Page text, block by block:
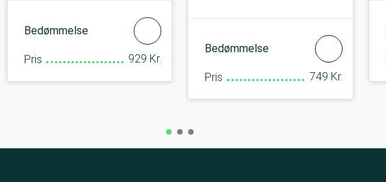
Bedømmelse
Pris 929 Kr.
Bedømmelse
Pris 749 Kr.